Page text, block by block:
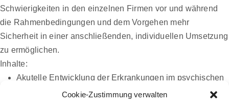
Cookie-Zustimmung verwalten
Schwierigkeiten in den einzelnen Firmen vor und während
die Rahmenbedingungen und dem Vorgehen mehr
Sicherheit in einer anschließenden, individuellen Umsetzung
zu ermöglichen.
Inhalte:
Akutelle Entwicklung der Erkrankungen im psychischen